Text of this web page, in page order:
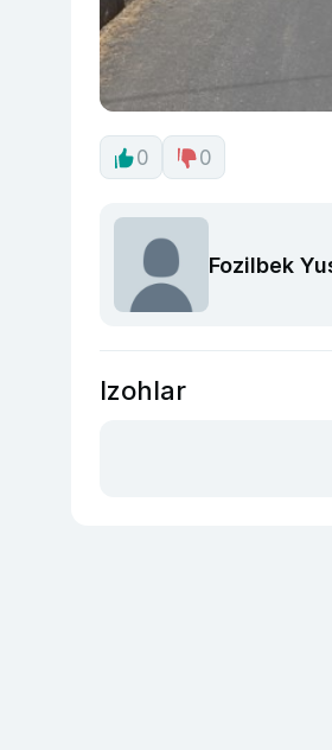
0 0
Fozilbek
Izohlar